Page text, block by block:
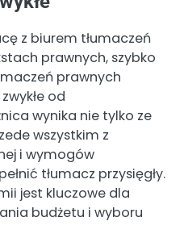
z biurem tłumaczeń
prawnych, szybko
prawnych
od
wynika nie tylko ze
wszystkim z
i wymogów
tłumacz przysięgły.
jest kluczowe dla
budżetu i wyboru